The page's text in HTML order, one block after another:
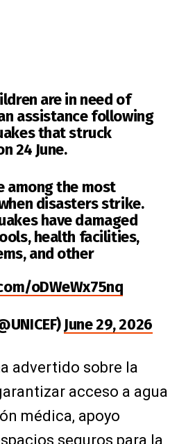
are in need of
assistance following
that struck
24 June.
among the most
disasters strike.
have damaged
health facilities,
and other
oDWeWx75nq
June 29, 2026
advertido sobre la
acceso a agua
médica, apoyo
seguros para la